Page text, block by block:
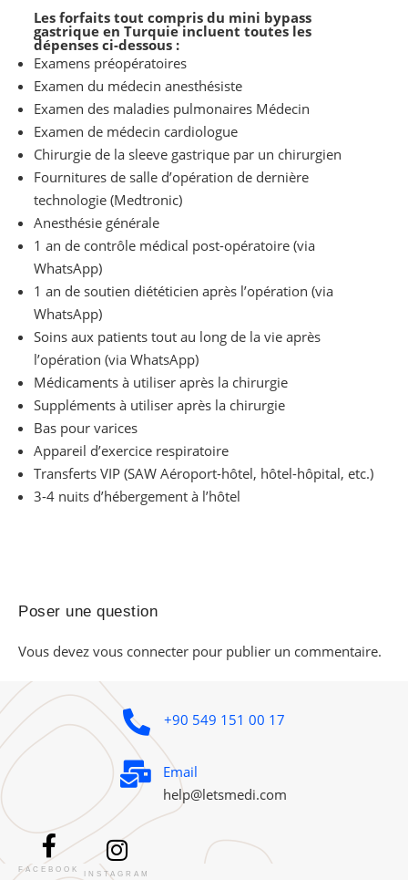
Les forfaits tout compris du mini bypass
gastrique en Turquie incluent toutes les
dépenses ci-dessous :
Examens préopératoires
Examen du médecin anesthésiste
Examen des maladies pulmonaires Médecin
Examen de médecin cardiologue
Chirurgie de la sleeve gastrique par un chirurgien
Fournitures de salle d’opération de dernière
technologie (Medtronic)
Anesthésie générale
1 an de contrôle médical post-opératoire (via
WhatsApp)
1 an de soutien diététicien après l’opération (via
WhatsApp)
Soins aux patients tout au long de la vie après
l’opération (via WhatsApp)
Médicaments à utiliser après la chirurgie
Suppléments à utiliser après la chirurgie
Bas pour varices
Appareil d’exercice respiratoire
Transferts VIP (SAW Aéroport-hôtel, hôtel-hôpital, etc.)
3-4 nuits d’hébergement à l’hôtel
Poser une question
Vous devez vous connecter pour publier un commentaire.
+90 549 151 00 17
Email
help@letsmedi.com
FACEBOOK
INSTAGRAM